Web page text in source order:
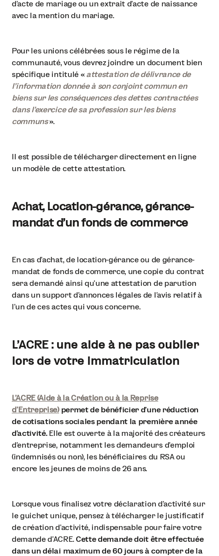
d’acte de mariage ou un extrait d’acte de naissance
avec la mention du mariage.
Pour les unions célébrées sous le régime de la
communauté, vous devrez joindre un document bien
spécifique intitulé « attestation de délivrance de
l’information donnée à son conjoint commun en
biens sur les conséquences des dettes contractées
dans l’exercice de sa profession sur les biens
communs».
Il est possible de télécharger directement en ligne
un modèle de cette attestation.
Achat, Location-gérance, gérance-
mandat d’un fonds de commerce
En cas d’achat, de location-gérance ou de gérance-
mandat de fonds de commerce, une copie du contrat
sera demandé ainsi qu’une attestation de parution
dans un support d’annonces légales de l’avis relatif à
l’un de ces actes qui vous concerne.
L’ACRE : une aide à ne pas oublier
lors de votre immatriculation
L’ACRE (Aide à la Création ou à la Reprise
d’Entreprise)permet de bénéficier d’une réduction
de cotisations sociales pendant la première année
d’activité. Elle est ouverte à la majorité des créateurs
d’entreprise, notamment les demandeurs d’emploi
(indemnisés ou non), les bénéficiaires du RSA ou
encore les jeunes de moins de 26 ans.
Lorsque vous finalisez votre déclaration d’activité sur
le guichet unique, pensez à télécharger le justificatif
de création d’activité, indispensable pour faire votre
demande d’ACRE.Cette demande doit être effectuée
dans un délai maximum de 60 jours à compter de la